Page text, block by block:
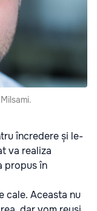
încredere și le-
va realiza
propus în
cale. Aceasta nu